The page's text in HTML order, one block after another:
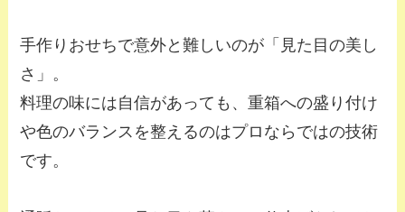
手作りおせちで意外と難しいのが「見た目の美し
さ」。
料理の味には自信があっても、重箱への盛り付け
や色のバランスを整えるのはプロならではの技術
です。